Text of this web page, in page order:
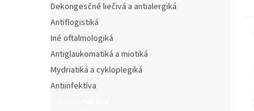
Dekongesčné liečivá a antialergiká
Antiflogistiká
Iné oftalmologiká
Antiglaukomatiká a miotiká
Mydriatiká a cykloplegiká
Antiinfektíva